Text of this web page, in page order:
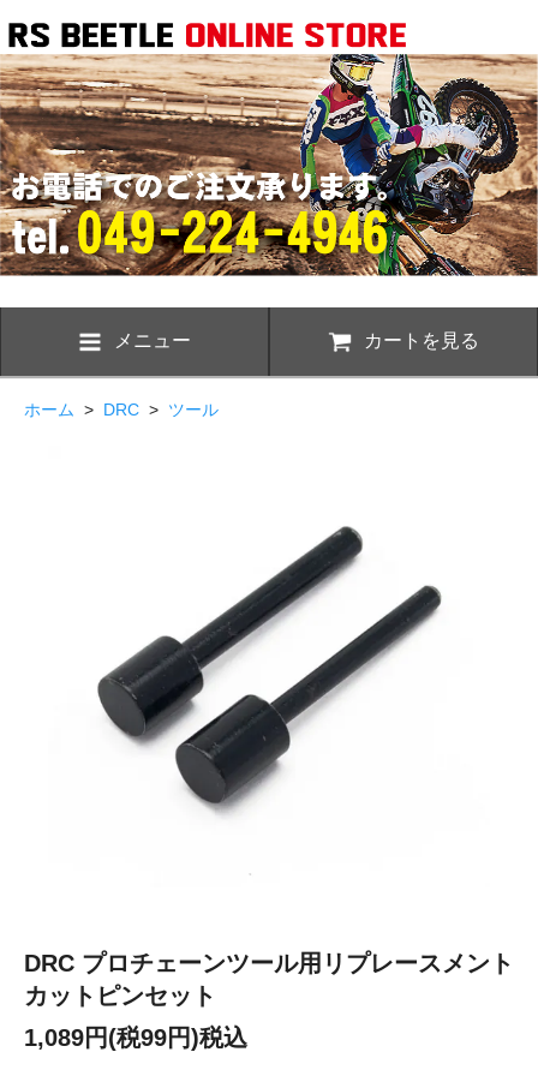
メニュー カートを見る
ホーム > DRC > ツール
DRC プロチェーンツール用リプレースメント
カットピンセット
1,089円(税99円)税込